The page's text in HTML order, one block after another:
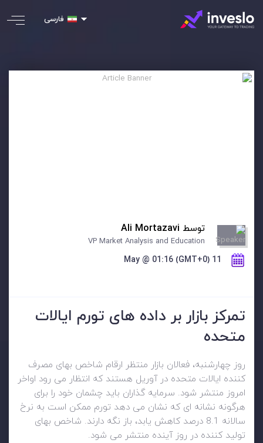
فارسی
توسط Ali Mortazavi
VP Market Analysis and Education
11 May @ 01:16 (GMT+0)
تمرکز بازار بر داده های تورم ایالات
متحده
روز چهارشنبه، فعالان بازار منتظر ارقام شاخص بهای مصرف
کننده ایالات متحده در آوریل هستند که انتظار می رود اواخر
امروز منتشر شود. سرمایه گذاران باید چشمان خود را برای
هرگونه نشانه ای که نشان می دهد تورم ممکن است به نرخ
سالانه 8.1 درصد کاهش یابد، باز نگه دارند. شاخص بهای
تولید کننده در روز آینده منتشر می شود.